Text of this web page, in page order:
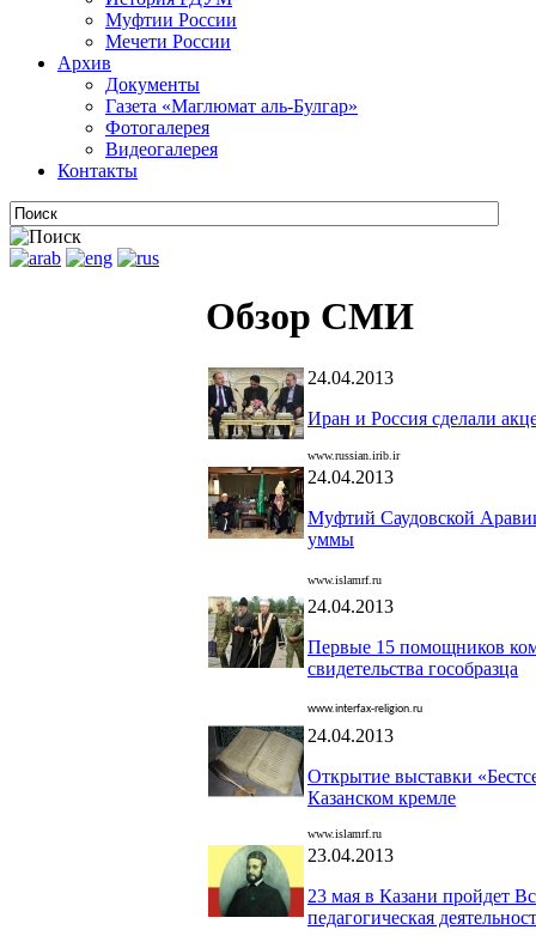
Муфтии России
Мечети России
Архив
Документы
Газета «Маглюмат аль-Булгар»
Фотогалерея
Видеогалерея
Контакты
Обзор СМИ
24.04.2013
Иран и Россия сделали
www.russian.irib.ir
24.04.2013
Муфтий Саудовской
уммы
www.islamrf.ru
24.04.2013
Первые 15 помощников
свидетельства гособразца
www.interfax-religion.ru
24.04.2013
Открытие выставки
Казанском кремле
www.islamrf.ru
23.04.2013
23 мая в Казани пройдет
педагогическая